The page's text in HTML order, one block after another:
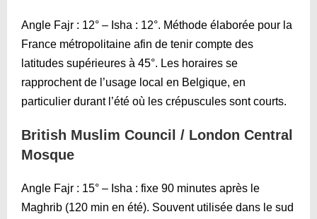
Angle Fajr : 12° – Isha : 12°. Méthode élaborée pour la
France métropolitaine afin de tenir compte des
latitudes supérieures à 45°. Les horaires se
rapprochent de l’usage local en Belgique, en
particulier durant l’été où les crépuscules sont courts.
British Muslim Council / London Central
Mosque
Angle Fajr : 15° – Isha : fixe 90 minutes après le
Maghrib (120 min en été). Souvent utilisée dans le sud